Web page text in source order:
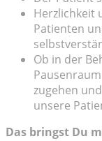
Herzlichkeit
Patienten
Ob in der
zugehen
unsere
Das bringst Du